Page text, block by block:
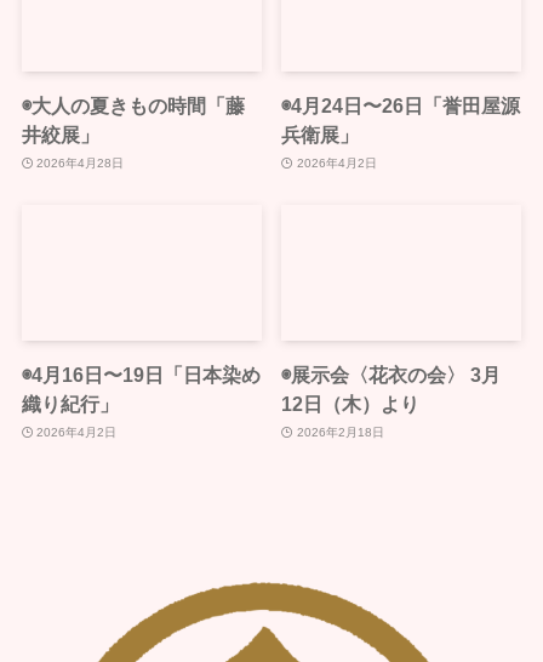
◉大人の夏きもの時間「藤
井絞展」
2026年4月28日
◉4月24日〜26日「誉田屋源
兵衛展」
2026年4月2日
◉4月16日〜19日「日本染め
織り紀行」
2026年4月2日
◉展示会〈花衣の会〉 3月
12日（木）より
2026年2月18日